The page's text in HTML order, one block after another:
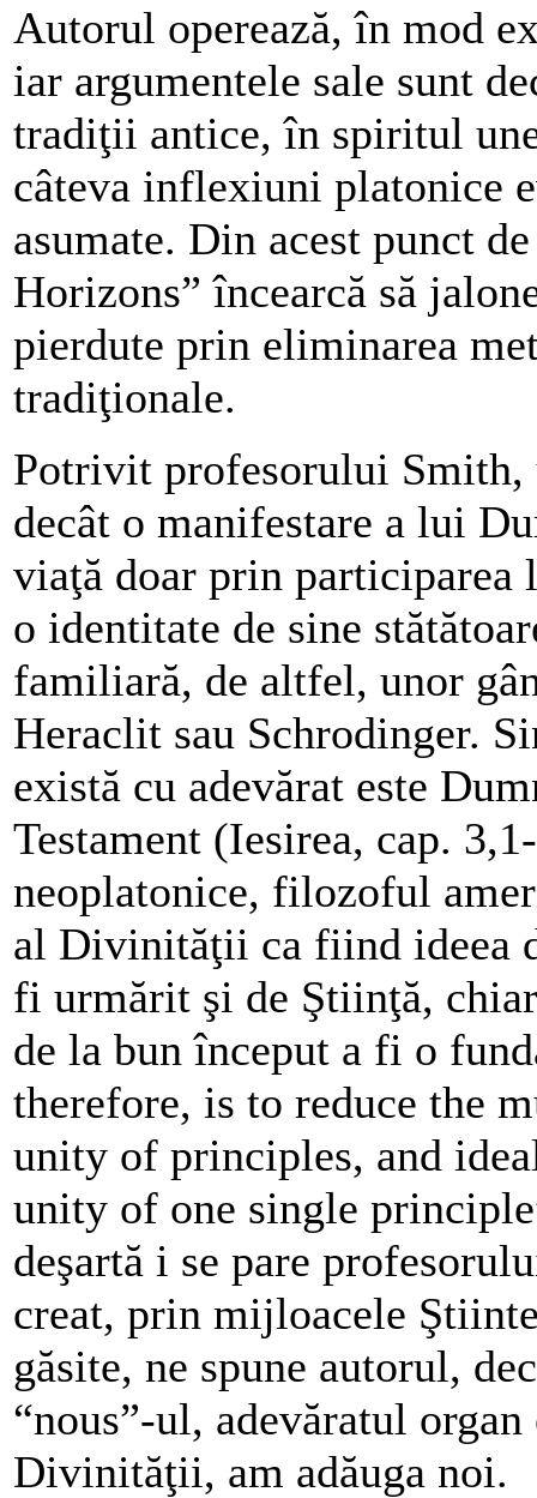
Autorul operează, în mod
iar argumentele sale sunt
tradiţii antice, în spiritul
câteva inflexiuni platonice
asumate. Din acest punct
Horizons” încearcă să
pierdute prin eliminarea
tradiţionale.
Potrivit profesorului Smith,
decât o manifestare a lui
viaţă doar prin participarea
o identitate de sine
familiară, de altfel, unor
Heraclit sau Schrodinger.
există cu adevărat este
Testament (Iesirea, cap.
neoplatonice, filozoful
al Divinităţii ca fiind ideea
fi urmărit şi de Ştiinţă,
de la bun început a fi o
therefore, is to reduce the
unity of principles, and
unity of one single
deşartă i se pare
creat, prin mijloacele
găsite, ne spune autorul,
“nous”-ul, adevăratul
Divinităţii, am adăuga noi.